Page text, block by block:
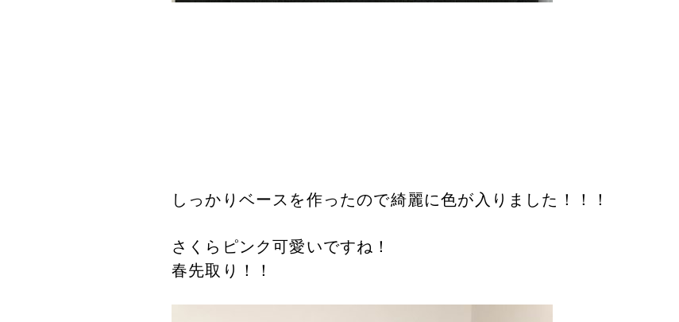
しっかりベースを作ったので綺麗に色が入りました！！！
さくらピンク可愛いですね！
春先取り！！